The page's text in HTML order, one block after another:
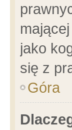
jako
się z
Góra